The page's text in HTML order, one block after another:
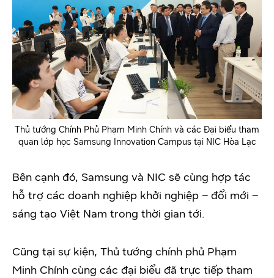
Thủ tướng Chính Phủ Phạm Minh Chính và các Đại biểu tham
quan lớp học Samsung Innovation Campus tại NIC Hòa Lạc
Bên cạnh đó, Samsung và NIC sẽ cùng hợp tác
hỗ trợ các doanh nghiệp khởi nghiệp – đổi mới –
sáng tạo Việt Nam trong thời gian tới.
Cũng tại sự kiện, Thủ tướng chính phủ Phạm
Minh Chính cùng các đại biểu đã trực tiếp tham